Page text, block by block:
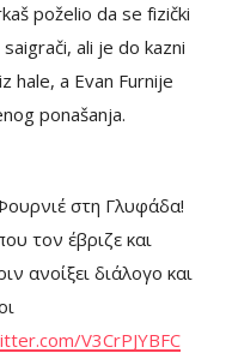
poželio da se fizički
ali je do kazni
hale, a Evan Furnije
ponašanja.
στη Γλυφάδα!
τον έβριζε και
ανοίξει διάλογο και
V3CrPJYBFC